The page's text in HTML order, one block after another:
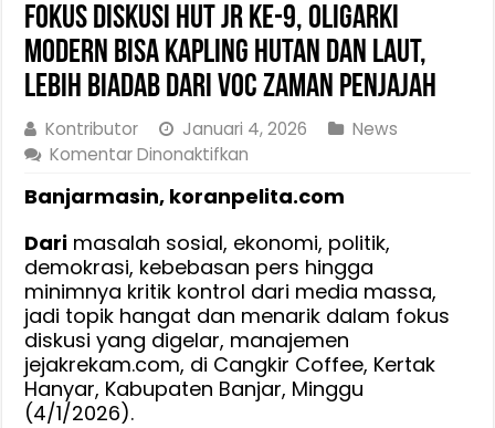
Fokus Diskusi HUT JR ke-9, Oligarki
Modern Bisa Kapling Hutan dan Laut,
Lebih Biadab Dari VOC Zaman Penjajah
Kontributor Januari 4, 2026
News
Komentar Dinonaktifkan
Diskusi
JR
ke-
9,
Oligarki
Modern
Bisa
Kapling
Banjarmasin, koranpelita.com
Dari masalah sosial, ekonomi, politik,
demokrasi, kebebasan pers hingga
minimnya kritik kontrol dari media massa,
jadi topik hangat dan menarik dalam fokus
diskusi yang digelar, manajemen
jejakrekam.com, di Cangkir Coffee, Kertak
Hanyar, Kabupaten Banjar, Minggu
(4/1/2026).